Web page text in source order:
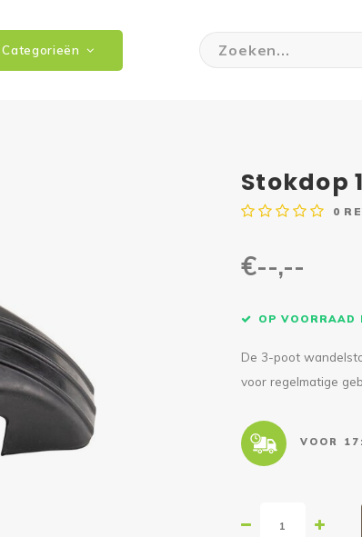
Categorieën
Stokdop
0
€--,--
OP VOORRAAD
De 3-poot
voor regelmatige
VOOR